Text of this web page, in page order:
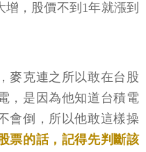
，股價不到1年就漲到
麥克連之所以敢在台股
，是因為他知道台積電
會倒，所以他敢這樣操
票的話，記得先判斷該